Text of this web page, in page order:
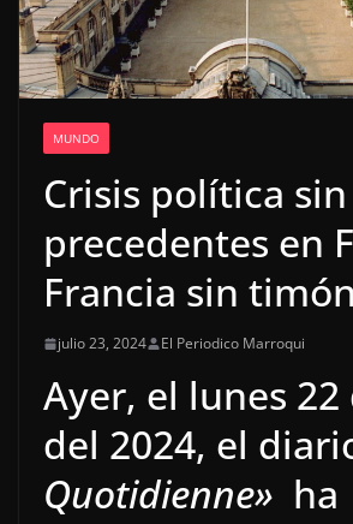
MUNDO
Crisis política sin
precedentes en
Francia sin timón
julio 23, 2024 El Periodico Marroqui
Ayer, el lunes
del 2024, el
Quotidienne» ha